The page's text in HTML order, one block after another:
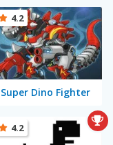
Super Dino Fighter
4.2
4.2